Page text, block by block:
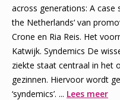
across generations: A
the Netherlands‘ van
Crone en Ria Reis. Het
Katwijk. Syndemics De
ziekte staat centraal in het
gezinnen. Hiervoor wordt
‘syndemics’. ... Lees meer